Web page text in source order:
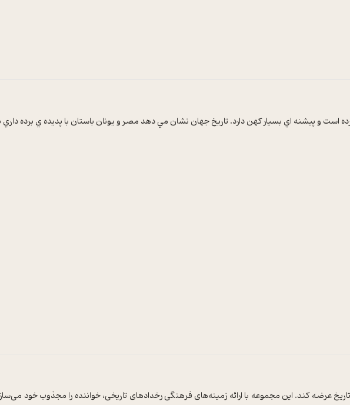
است و پيشنه اي بسيار کهن دارد. تاريخ جهان نشان مي دهد مصر و يونان باستان با پديده ي برده
عرضه کند. این مجموعه با ارائه زمینه‌های فرهنگی رخدادهای تاریخی، خواننده را مجذوب خود